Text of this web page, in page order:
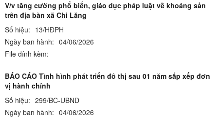
V/v tăng cường phổ biến, giáo dục pháp luật về khoáng sản
trên địa bàn xã Chi Lăng
Số hiệu: 13/HĐPH
Ngày ban hành: 04/06/2026
File đính kèm:
BÁO CÁO Tình hình phát triển đô thị sau 01 năm sắp xếp đơn
vị hành chính
Số hiệu: 299/BC-UBND
Ngày ban hành: 04/06/2026